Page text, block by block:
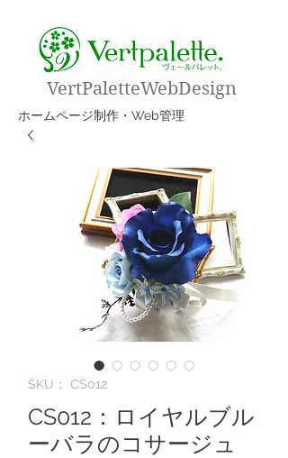
VertPaletteWebDesign
​ホームページ制作・Web管理
SKU： CS012
CS012：ロイヤルブル
ーバラのコサージュ